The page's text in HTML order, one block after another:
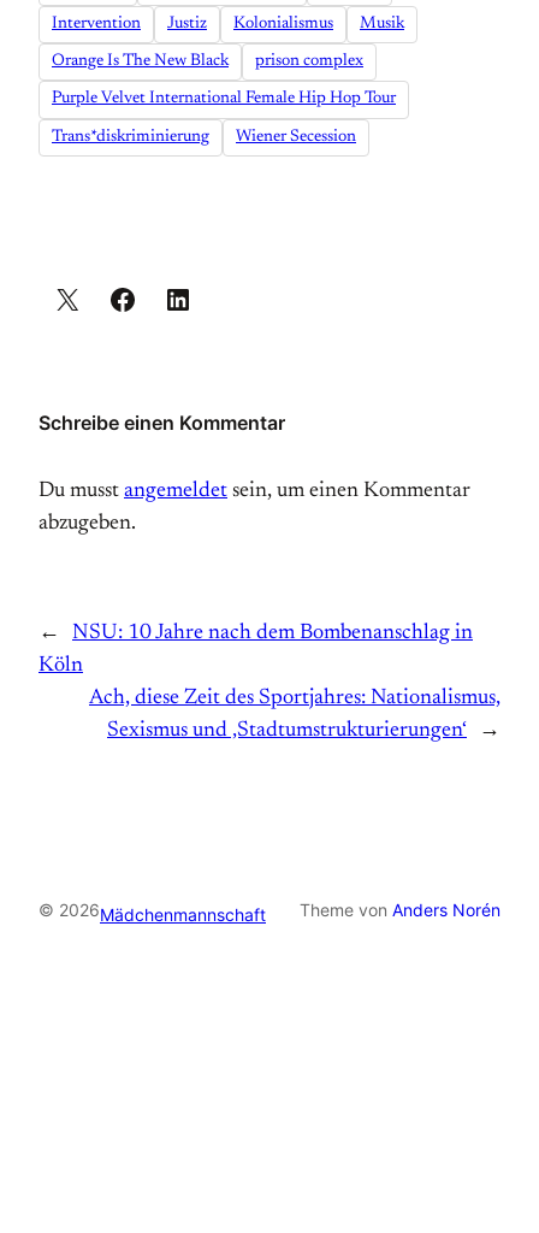
Intervention Justiz Kolonialismus Musik
Orange Is The New Black prison complex
Purple Velvet International Female Hip Hop Tour
Trans*diskriminierung Wiener Secession
Schreibe einen Kommentar
Du musst angemeldet sein, um einen Kommentar
abzugeben.
←
NSU: 10 Jahre nach dem Bombenanschlag in
Köln
Ach, diese Zeit des Sportjahres: Nationalismus,
Sexismus und ‚Stadtumstrukturierungen‘
→
© 2026Mädchenmannschaft Theme von Anders Norén